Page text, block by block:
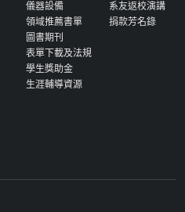
儀器設備
領域推薦書單
圖書期刊
表單下載及法規
學生獎助金
生涯輔導資源
系友返校演講
捐款芳名錄